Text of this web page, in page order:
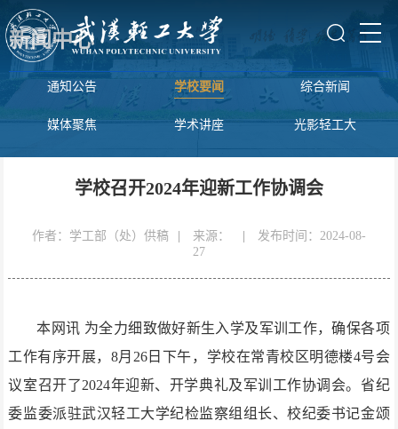
新闻中心
通知公告 学校要闻 综合新闻
媒体聚焦 学术讲座 光影轻工大
学校召开2024年迎新工作协调会
作者：学工部（处）供稿 来源：
发布时间：2024-08-
27
本网讯 为全力细致做好新生入学及军训工作，确保各项
工作有序开展，8月26日下午，学校在常青校区明德楼4号会
议室召开了2024年迎新、开学典礼及军训工作协调会。省纪
委监委派驻武汉轻工大学纪检监察组组长、校纪委书记金颂